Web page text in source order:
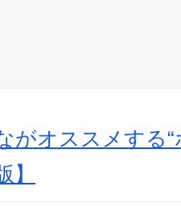
がオススメする
】